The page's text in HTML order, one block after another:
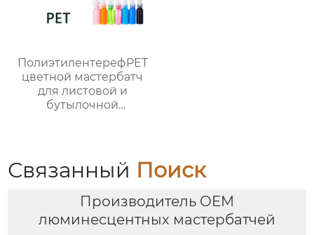
ПолиэтилентерефPET
цветной мастербатч
для листовой и
бутылочной
Связанный Поиск
Производитель OEM
люминесцентных мастербатчей